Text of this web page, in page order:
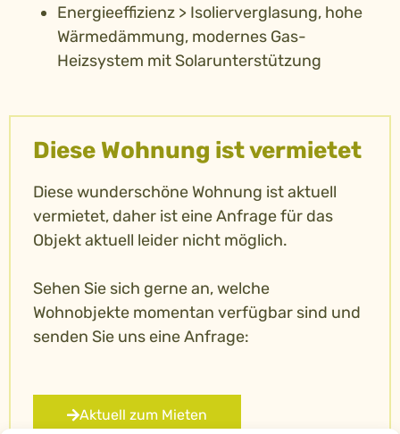
Energieeffizienz > Isolierverglasung, hohe
Wärmedämmung, modernes Gas-
Heizsystem mit Solarunterstützung
Diese Wohnung ist vermietet
Diese wunderschöne Wohnung ist aktuell
vermietet, daher ist eine Anfrage für das
Objekt aktuell leider nicht möglich.
Sehen Sie sich gerne an, welche
Wohnobjekte momentan verfügbar sind und
senden Sie uns eine Anfrage:
Aktuell zum Mieten